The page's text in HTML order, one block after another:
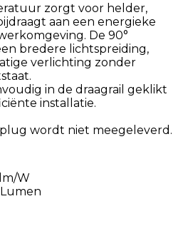
zorgt voor helder,
aan een energieke
De 90°
bredere lichtspreiding,
verlichting zonder
in de draagrail geklikt
installatie.
wordt niet meegeleverd.
W
Lumen